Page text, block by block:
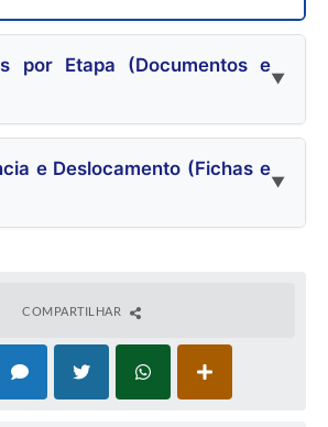
por Etapa (Documentos e
e Deslocamento (Fichas e
COMPARTILHAR